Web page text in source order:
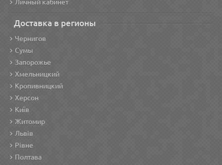
Личный кабинет
Доставка в регионы
Чернигов
Сумы
Запорожье
Хмельницкий
Кропивницкий
Херсон
Київ
Житомир
Львів
Рівне
Полтава